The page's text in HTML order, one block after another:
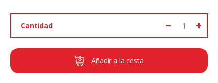
Cantidad
Añadir a la cesta